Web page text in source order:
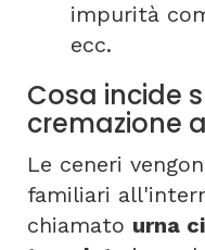
impurità
ecc.
Cosa incide
cremazione
Le ceneri
familiari
chiamato urna